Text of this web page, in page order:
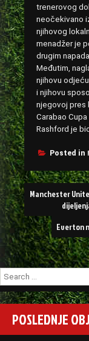
trenerovog
neočekivano
njihovog
menadžer je
drugim
Međutim,
njihovu
i njihovu
njegovoj pres
Carabao
Rashford je
Posted in
Post
navigation
Manchester
Everton
Search
for:
POSLEDNJE